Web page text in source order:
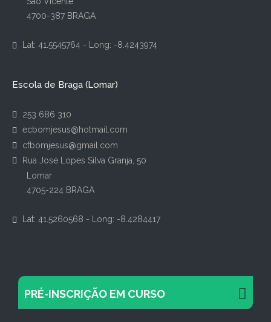
4700-387 BRAGA
Lat: 41.5545764 - Long: -8.4243974
Escola de Braga (Lomar)
253 686 310
ecbomjesus@hotmail.com
cfbomjesus@gmail.com
Rua José Lopes Silva Granja, 50
Lomar
4705-224 BRAGA
Lat: 41.5260568 - Long: -8.4284417
PRÉ-INSCRIÇÃO EM CURSO